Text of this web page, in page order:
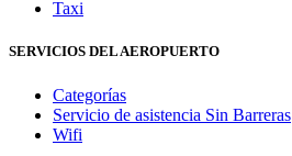
Taxi
SERVICIOS DEL AEROPUERTO
Categorías
Servicio de asistencia Sin Barreras
Wifi